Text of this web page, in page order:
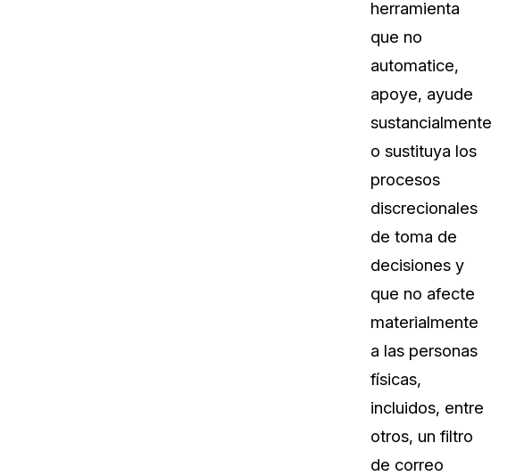
herramienta
que no
automatice,
apoye, ayude
sustancialmente
o sustituya los
procesos
discrecionales
de toma de
decisiones y
que no afecte
materialmente
a las personas
físicas,
incluidos, entre
otros, un filtro
de correo